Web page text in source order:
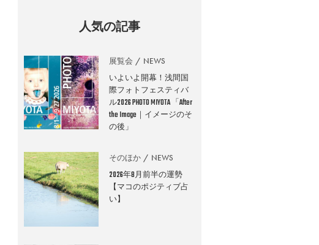
人気の記事
展覧会 NEWS
いよいよ開幕！浅間国
際フォトフェスティバ
ル2026 PHOTO MIYOTA 「After
the Image｜イメージのそ
の後」
そのほか NEWS
2026年8月前半の運勢
【マコのポジティブ占
い】